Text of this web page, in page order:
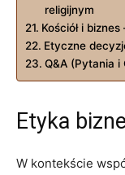
religijnym
Kościół i
Etyczne
Q&A (Pytania i
Etyka
W kontekście